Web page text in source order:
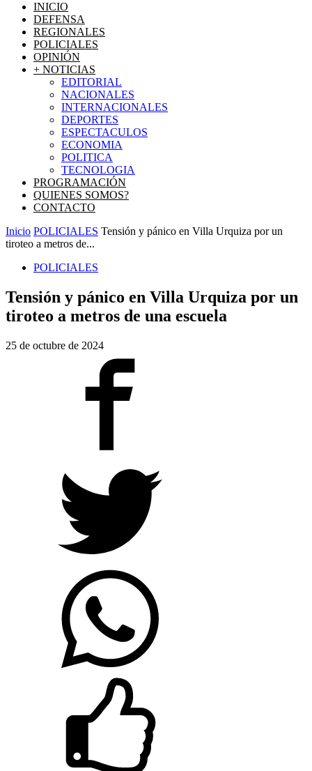
INICIO
DEFENSA
REGIONALES
POLICIALES
OPINIÓN
+ NOTICIAS
EDITORIAL
NACIONALES
INTERNACIONALES
DEPORTES
ESPECTACULOS
ECONOMIA
POLITICA
TECNOLOGIA
PROGRAMACIÓN
QUIENES SOMOS?
CONTACTO
Inicio POLICIALES Tensión y pánico en Villa Urquiza por un
tiroteo a metros de...
POLICIALES
Tensión y pánico en Villa Urquiza por un
tiroteo a metros de una escuela
25 de octubre de 2024